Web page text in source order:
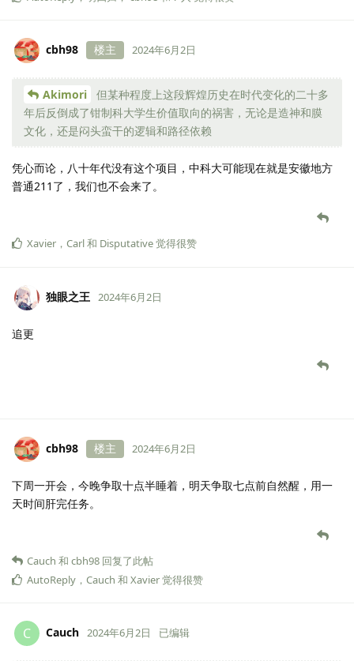
cbh98 楼主 2024年6月2日
Akimori
但某种程度上这段辉煌历史在时代变化的二十多
年后反倒成了钳制科大学生价值取向的祸害，无论是造神和膜
文化，还是闷头蛮干的逻辑和路径依赖
凭心而论，八十年代没有这个项目，中科大可能现在就是安徽地方
普通211了，我们也不会来了。
Xavier ， Carl和 Disputative觉得很赞
独眼之王 2024年6月2日
追更
cbh98 楼主 2024年6月2日
下周一开会，今晚争取十点半睡着，明天争取七点前自然醒，用一
天时间肝完任务。
Cauch 和 cbh98 回复了此帖
AutoReply ， Cauch 和 Xavier觉得很赞
C Cauch 2024年6月2日 已编辑